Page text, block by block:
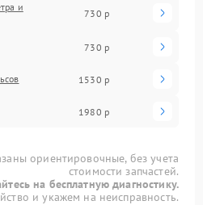
и
730 р
730 р
1530 р
1980 р
ориентировочные, без учета
стоимости запчастей.
на бесплатную диагностику.
и укажем на неисправность.